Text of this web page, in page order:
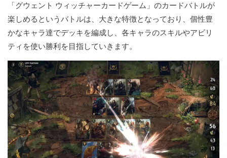
「グウェント ウィッチャーカードゲーム」のカードバトルが
楽しめるというバトルは、大きな特徴となっており、個性豊
かなキャラ達でデッキを編成し、各キャラのスキルやアビリ
ティを使い勝利を目指していきます。